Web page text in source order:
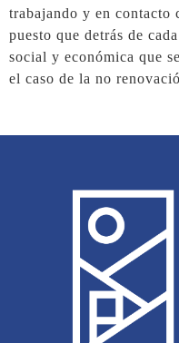
trabajando y en contacto
puesto que detrás de
social y económica que
el caso de la no